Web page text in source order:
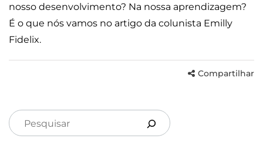
nosso desenvolvimento? Na nossa aprendizagem?
É o que nós vamos no artigo da colunista Emilly
Fidelix.
Compartilhar